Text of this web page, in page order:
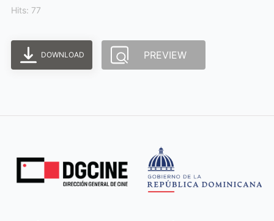
Hits: 77
DOWNLOAD PREVIEW